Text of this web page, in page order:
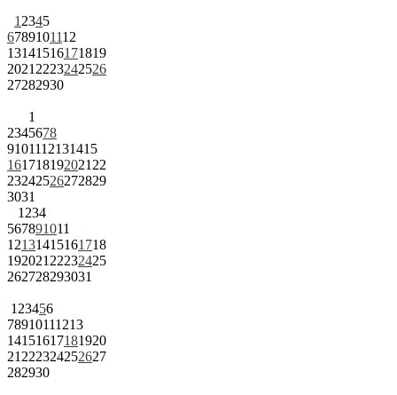
1 2345
6789101112
13141516171819
2021 2223242526
27282930
1
2345678
9101112131415
161718192021 22
23242526272829
3031
1 234
567891011
12131415161718
192021 22232425
262728293031
1 23456
78910111213
14151617181920
21 222324252627
282930